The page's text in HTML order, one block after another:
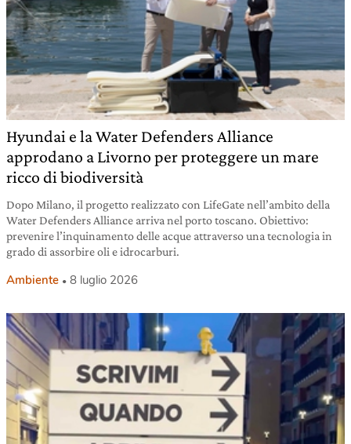
Hyundai e la Water Defenders Alliance
approdano a Livorno per proteggere un mare
ricco di biodiversità
Dopo Milano, il progetto realizzato con LifeGate nell’ambito della
Water Defenders Alliance arriva nel porto toscano. Obiettivo:
prevenire l’inquinamento delle acque attraverso una tecnologia in
grado di assorbire oli e idrocarburi.
Ambiente 8 luglio 2026